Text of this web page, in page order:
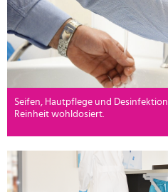
Seifen, Hautpflege und Desinfektion
Reinheit wohldosiert.